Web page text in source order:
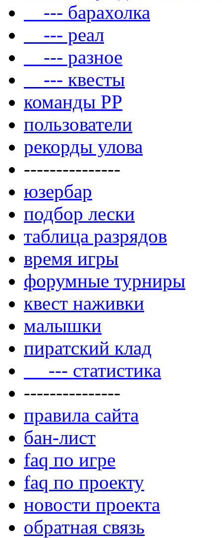
--- барахолка
--- реал
--- разное
--- квесты
команды РР
пользователи
рекорды улова
---------------
юзербар
подбор лески
таблица разрядов
время игры
форумные турниры
квест наживки
малышки
пиратский клад
--- статистика
---------------
правила сайта
бан-лист
faq по игре
faq по проекту
новости проекта
обратная связь